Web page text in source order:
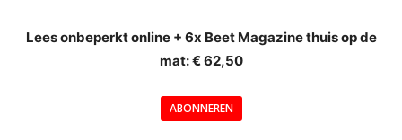
Lees onbeperkt online + 6x Beet Magazine thuis op de
mat: € 62,50
ABONNEREN